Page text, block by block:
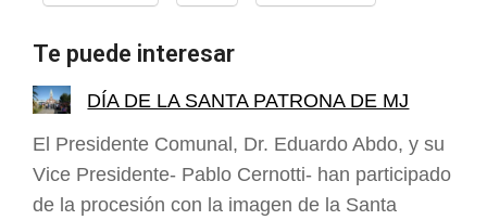
Te puede interesar
DÍA DE LA SANTA PATRONA DE MJ
El Presidente Comunal, Dr. Eduardo Abdo, y su
Vice Presidente- Pablo Cernotti- han participado
de la procesión con la imagen de la Santa